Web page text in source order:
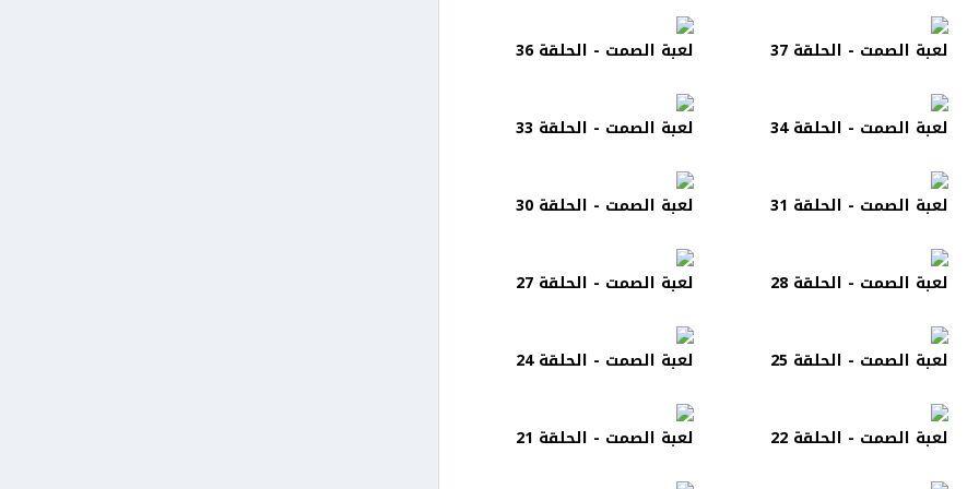
لعبة الصمت - الحلقة 37 لعبة الصمت - الحلقة 36
لعبة الصمت - الحلقة 34 لعبة الصمت - الحلقة 33
لعبة الصمت - الحلقة 31 لعبة الصمت - الحلقة 30
لعبة الصمت - الحلقة 28 لعبة الصمت - الحلقة 27
لعبة الصمت - الحلقة 25 لعبة الصمت - الحلقة 24
لعبة الصمت - الحلقة 22 لعبة الصمت - الحلقة 21